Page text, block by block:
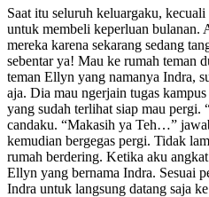
Saat itu seluruh keluargaku,
untuk membeli keperluan bulanan.
mereka karena sekarang sedang
sebentar ya! Mau ke rumah teman
teman Ellyn yang namanya Indra,
aja. Dia mau ngerjain tugas
yang sudah terlihat siap mau
candaku. “Makasih ya Teh…”
kemudian bergegas pergi. Tidak
rumah berdering. Ketika aku
Ellyn yang bernama Indra. Sesuai
Indra untuk langsung datang saja